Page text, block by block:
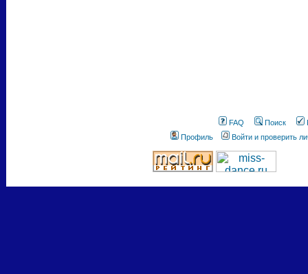
FAQ Поиск
Профиль
Войти и проверить